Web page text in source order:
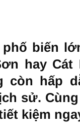
biến
hay Cát
còn hấp
sử.
kiệm